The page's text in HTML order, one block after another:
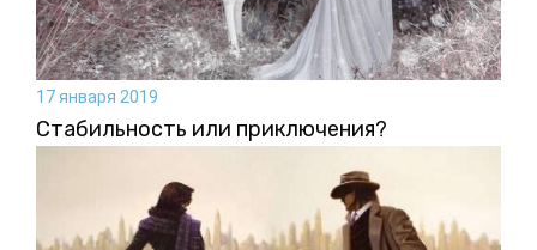
17 января 2019
Стабильность или приключения?